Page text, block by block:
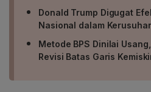
Donald Trump Digugat
Nasional dalam
Metode BPS Dinilai
Revisi Batas Garis